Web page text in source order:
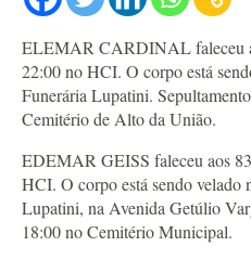
ELEMAR CARDINAL faleceu
22:00 no HCI. O corpo está
Funerária Lupatini.
Cemitério de Alto da União.
EDEMAR GEISS faleceu aos
HCI. O corpo está sendo velado
Lupatini, na Avenida Getúlio
18:00 no Cemitério Municipal.